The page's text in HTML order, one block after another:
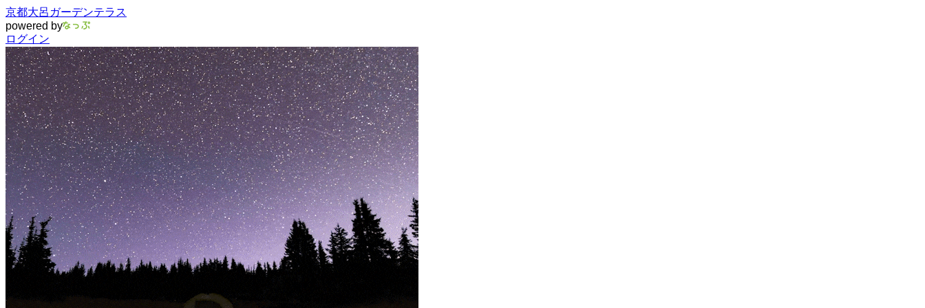
京都大呂ガーデンテラス
powered by
ログイン